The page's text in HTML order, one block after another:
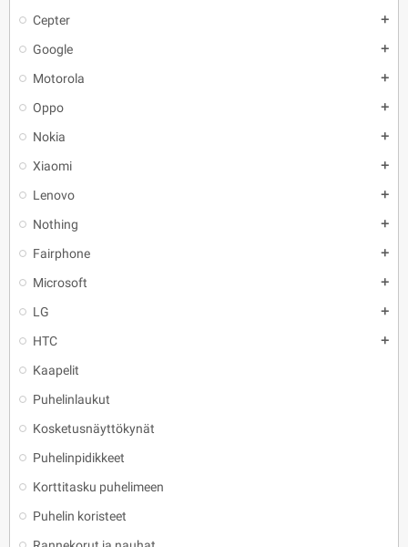
Cepter add
Google add
Motorola add
Oppo add
Nokia add
Xiaomi add
Lenovo add
Nothing add
Fairphone add
Microsoft add
LG add
HTC add
Kaapelit
Puhelinlaukut
Kosketusnäyttökynät
Puhelinpidikkeet
Korttitasku puhelimeen
Puhelin koristeet